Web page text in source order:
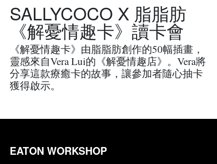
SALLYCOCO X 脂脂肪
《解憂情趣卡》讀卡會
《解憂情趣卡》由脂脂肪創作的50幅插畫，
靈感來自Vera Lui的《解憂情趣店》。Vera將
分享這款療癒卡的故事，讓參加者隨心抽卡
獲得啟示。
EATON WORKSHOP